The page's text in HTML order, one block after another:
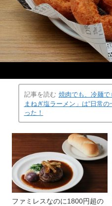
記事を読む 焼肉でも、冷麺
まねぎ塩ラーメン」は“日常
った！
ファミレスなのに1800円超の